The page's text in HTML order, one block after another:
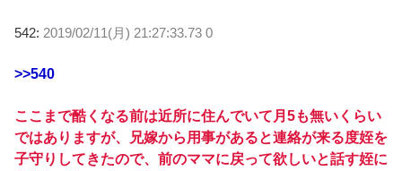
542: 2019/02/11(月) 21:27:33.73 0
>>540
ここまで酷くなる前は近所に住んでいて月5も無いくらい
ではありますが、兄嫁から用事があると連絡が来る度姪を
子守りしてきたので、前のママに戻って欲しいと話す姪に